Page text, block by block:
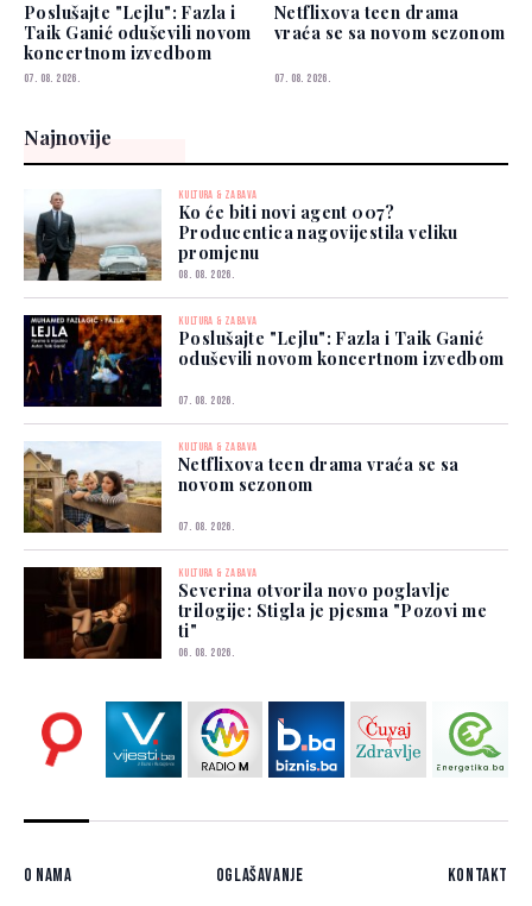
Poslušajte "Lejlu": Fazla i
Taik Ganić oduševili novom
koncertnom izvedbom
07. 08. 2026.
Netflixova teen drama
vraća se sa novom sezonom
07. 08. 2026.
Najnovije
KULTURA & ZABAVA
Ko će biti novi agent 007?
Producentica nagovijestila veliku
promjenu
08. 08. 2026.
KULTURA & ZABAVA
Poslušajte "Lejlu": Fazla i Taik Ganić
oduševili novom koncertnom izvedbom
07. 08. 2026.
KULTURA & ZABAVA
Netflixova teen drama vraća se sa
novom sezonom
07. 08. 2026.
KULTURA & ZABAVA
Severina otvorila novo poglavlje
trilogije: Stigla je pjesma "Pozovi me
ti"
06. 08. 2026.
O nama Oglašavanje Kontakt